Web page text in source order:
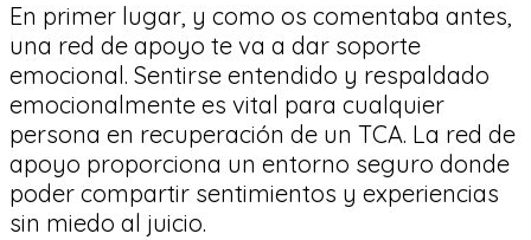
En primer lugar, y como os comentaba antes,
una red de apoyo te va a dar soporte
emocional. Sentirse entendido y respaldado
emocionalmente es vital para cualquier
persona en recuperación de un TCA. La red de
apoyo proporciona un entorno seguro donde
poder compartir sentimientos y experiencias
sin miedo al juicio.